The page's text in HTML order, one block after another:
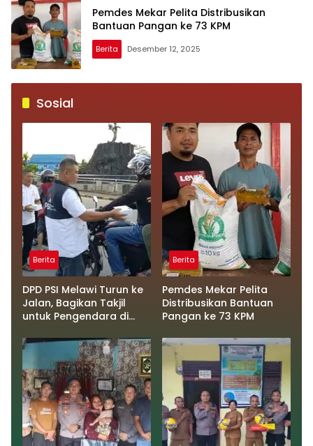
Pemdes Mekar Pelita Distribusikan
Bantuan Pangan ke 73 KPM
Berita Desember 12, 2025
Sosial
Berita
DPD PSI Melawi Turun ke
Jalan, Bagikan Takjil
untuk Pengendara di
Berita
Pemdes Mekar Pelita
Distribusikan Bantuan
Pangan ke 73 KPM